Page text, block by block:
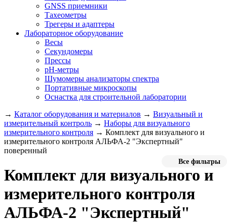
GNSS приемники
Тахеометры
Трегеры и адаптеры
Лабораторное оборудование
Весы
Секундомеры
Прессы
pH-метры
Шумомеры анализаторы спектра
Портативные микроскопы
Оснастка для строительной лаборатории
→ Каталог оборудования и материалов → Визуальный и
измерительный контроль → Наборы для визуального
измерительного контроля → Комплект для визуального и
измерительного контроля АЛЬФА-2 "Экспертный"
поверенный
Все фильтры
Комплект для визуального и
измерительного контроля
АЛЬФА-2 "Экспертный"